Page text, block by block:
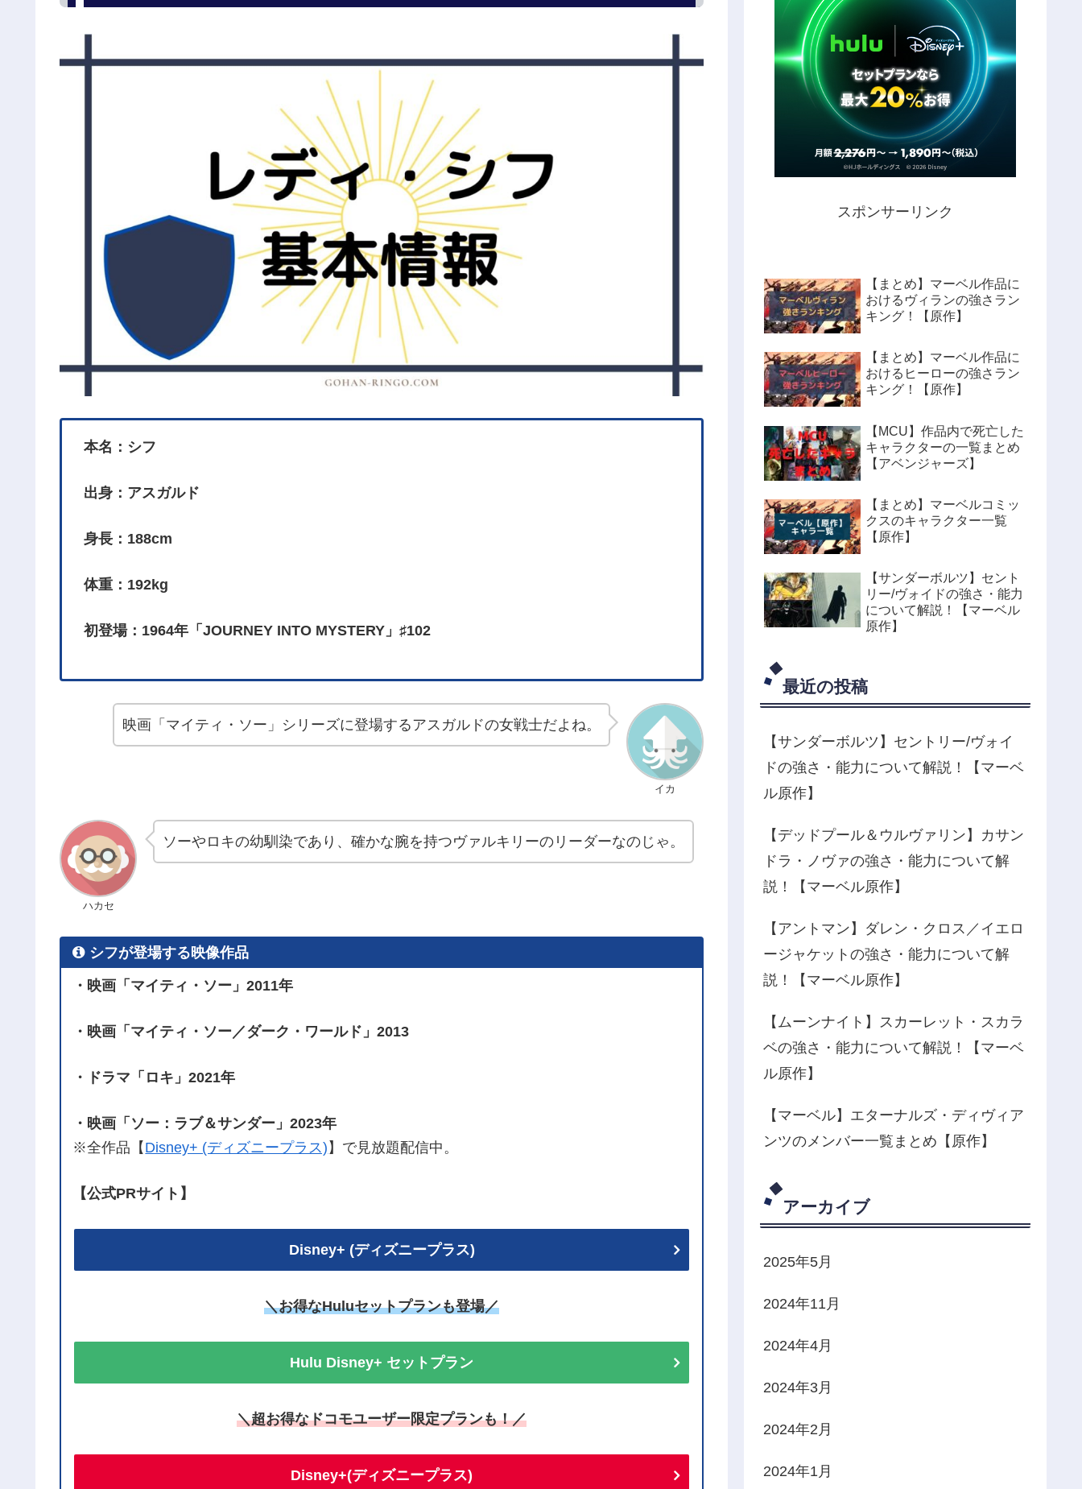
本名：シフ
出身：アスガルド
身長：188cm
体重：192kg
初登場：1964年「JOURNEY INTO MYSTERY」♯102
イカ
映画「マイティ・ソー」シリーズに登場するアスガルドの女戦士だよね。
ハカセ
ソーやロキの幼馴染であり、確かな腕を持つヴァルキリーのリーダーなのじゃ。
シフが登場する映像作品
・映画「マイティ・ソー」2011年
・映画「マイティ・ソー／ダーク・ワールド」2013
・ドラマ「ロキ」2021年
・映画「ソー：ラブ＆サンダー」2023年
※全作品【 Disney+ (ディズニープラス) 】で見放題配信中。
【公式PRサイト】
Disney+ (ディズニープラス)
＼お得なHuluセットプランも登場／
Hulu Disney+ セットプラン
＼超お得なドコモユーザー限定プランも！／
Disney+(ディズニープラス)
スポンサーリンク
【まとめ】マーベル作品に
おけるヴィランの強さラン
キング！【原作】
【まとめ】マーベル作品に
おけるヒーローの強さラン
キング！【原作】
【MCU】作品内で死亡した
キャラクターの一覧まとめ
【アベンジャーズ】
【まとめ】マーベルコミッ
クスのキャラクター一覧
【原作】
【サンダーボルツ】セント
リー/ヴォイドの強さ・能力
について解説！【マーベル
原作】
最近の投稿
【サンダーボルツ】セントリー/ヴォイ
ドの強さ・能力について解説！【マーベ
ル原作】
【デッドプール＆ウルヴァリン】カサン
ドラ・ノヴァの強さ・能力について解
説！【マーベル原作】
【アントマン】ダレン・クロス／イエロ
ージャケットの強さ・能力について解
説！【マーベル原作】
【ムーンナイト】スカーレット・スカラ
ベの強さ・能力について解説！【マーベ
ル原作】
【マーベル】エターナルズ・ディヴィア
ンツのメンバー一覧まとめ【原作】
アーカイブ
2025年5月
2024年11月
2024年4月
2024年3月
2024年2月
2024年1月